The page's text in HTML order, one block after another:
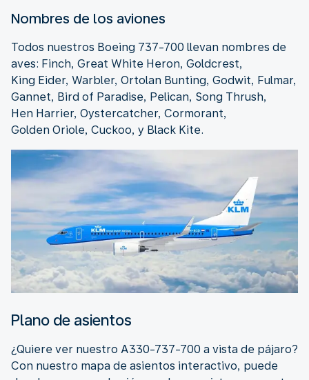
Nombres de los aviones
Todos nuestros Boeing 737-700 llevan nombres de
aves: Finch, Great White Heron, Goldcrest,
King Eider, Warbler, Ortolan Bunting, Godwit, Fulmar,
Gannet, Bird of Paradise, Pelican, Song Thrush,
Hen Harrier, Oystercatcher, Cormorant,
Golden Oriole, Cuckoo, y Black Kite.
Plano de asientos
¿Quiere ver nuestro A330-737-700 a vista de pájaro?
Con nuestro mapa de asientos interactivo, puede